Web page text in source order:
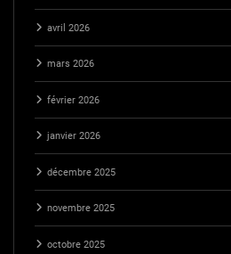
avril 2026
mars 2026
février 2026
janvier 2026
décembre 2025
novembre 2025
octobre 2025